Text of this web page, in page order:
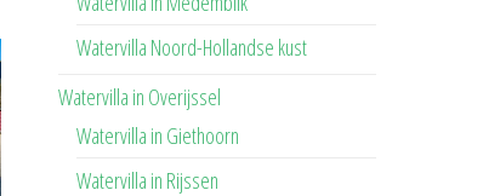
Watervilla Noord-Hollandse kust
Watervilla in Overijssel
Watervilla in Giethoorn
Watervilla in Rijssen